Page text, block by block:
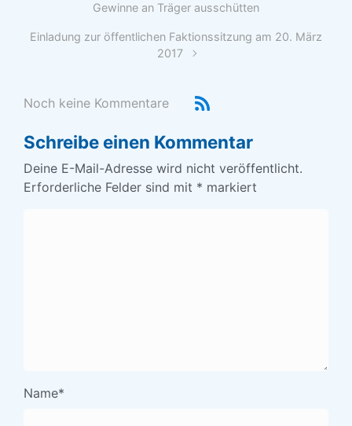
Gewinne an Träger ausschütten
Einladung zur öffentlichen Faktionssitzung am 20. März
2017
Noch keine Kommentare
Schreibe einen Kommentar
Deine E-Mail-Adresse wird nicht veröffentlicht.
Erforderliche Felder sind mit * markiert
Name*